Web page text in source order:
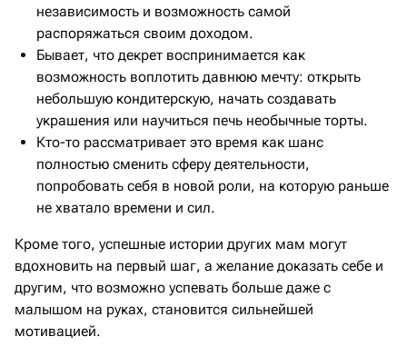
независимость и возможность самой
распоряжаться своим доходом.
Бывает, что декрет воспринимается как
возможность воплотить давнюю мечту: открыть
небольшую кондитерскую, начать создавать
украшения или научиться печь необычные торты.
Кто-то рассматривает это время как шанс
полностью сменить сферу деятельности,
попробовать себя в новой роли, на которую раньше
не хватало времени и сил.
Кроме того, успешные истории других мам могут
вдохновить на первый шаг, а желание доказать себе и
другим, что возможно успевать больше даже с
малышом на руках, становится сильнейшей
мотивацией.